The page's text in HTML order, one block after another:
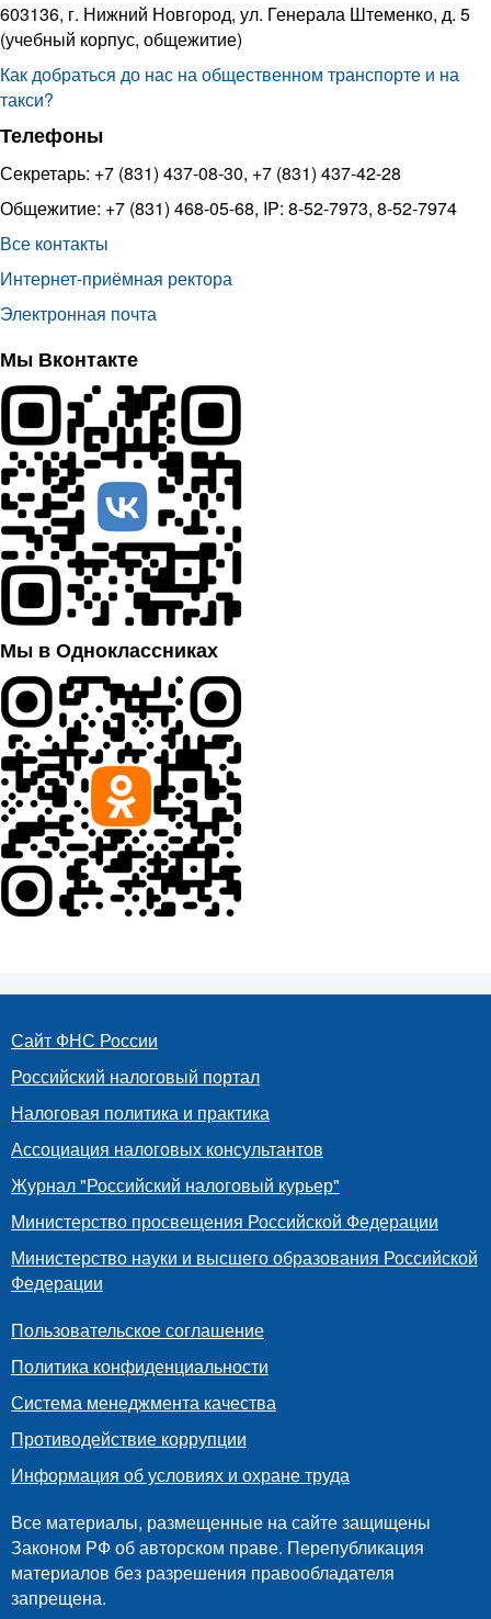
603136, г. Нижний Новгород, ул. Генерала Штеменко, д. 5
(учебный корпус, общежитие)
Как добраться до нас на общественном транспорте и на
такси?
Телефоны
Секретарь: +7 (831) 437-08-30, +7 (831) 437-42-28
Общежитие: +7 (831) 468-05-68, IP: 8-52-7973, 8-52-7974
Все контакты
Интернет-приёмная ректора
Электронная почта
Мы Вконтакте
Мы в Одноклассниках
Сайт ФНС России
Российский налоговый портал
Налоговая политика и практика
Ассоциация налоговых консультантов
Журнал "Российский налоговый курьер"
Министерство просвещения Российской Федерации
Министерство науки и высшего образования Российской
Федерации
Пользовательское соглашение
Политика конфиденциальности
Система менеджмента качества
Противодействие коррупции
Информация об условиях и охране труда
Все материалы, размещенные на сайте защищены
Законом РФ об авторском праве. Перепубликация
материалов без разрешения правообладателя
запрещена.